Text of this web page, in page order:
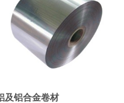
88,000 1,000
17,500
19,000
18,100
及铝合金卷材